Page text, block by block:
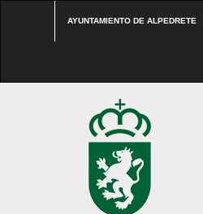
AYUNTAMIENTO DE ALPEDRETE